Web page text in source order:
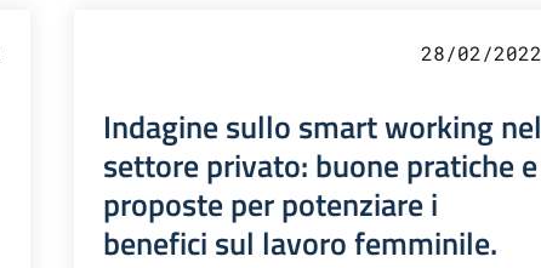
28/02/2022
Indagine sullo smart working nel
settore privato: buone pratiche e
proposte per potenziare i
benefici sul lavoro femminile.